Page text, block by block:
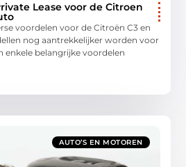
Lease voor de Citroen
voordelen voor de Citroën C3 en
nog aantrekkelijker worden voor
enkele belangrijke voordelen
AUTO’S EN MOTOREN